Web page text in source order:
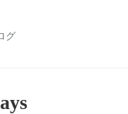
グ